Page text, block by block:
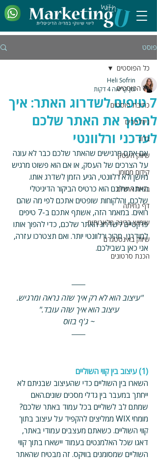
פוסט
כל הפוסטים
כתיבת פוסטים
ניוזלטרים
בלוג
שיווק העסק
קידום ממומן
בניית אתרים
דף נחיתה
שימוש בבינה מלאכותית
שיווק באינסטגרם
הכנת סרטונים
כל הפוסטים
7 טיפים לשדרוג האתר: איך
להפוך את האתר שלכם
לעדכני ורלוונטי
Heli Sofrin
זמן קריאה 4 דקות
אם אתם מרגישים שהאתר שלכם כבר לא עונה
על הצרכים של העסק, או אם הוא פשוט מרגיש
מיושן ולא רלוונטי, הגיע הזמן לשדרג אותו.
האתר שלכם הוא כרטיס הביקור הדיגיטלי
שלכם, והלקוחות שופטים אתכם לפי מה שהם
רואים. במאמר הזה, אשתף אתכם ב-7 טיפים
פרקטיים לשדרוג האתר שלכם, כדי להפוך אותו
למודרני, מהיר ורלוונטי יותר. ואם תצטרכו עזרה,
אני כאן בשבילכם.
"עיצוב הוא לא רק איך שזה נראה ומרגיש.
עיצוב הוא איך שזה עובד."
~ ג'ף בזוס
(1) עיצוב בין קווי השוליים
השארו בין השוליים כדי שהעיצוב שבניתם לא
ייחתך במעבר בין גדלי מסכים שונים.האם
שמתם לב לשוליים בכל עמוד באתר שלכם?
מומחי WIX ממליצים להקפיד על עיצוב בתוך
קווי השוליים. כשאתם מעצבים עמודי באתר,
דאגו שכל האלמנטים בעמוד יישארו בתוך קווי
השוליים שמסומנים בוויקס. זה מבטיח שהאתר